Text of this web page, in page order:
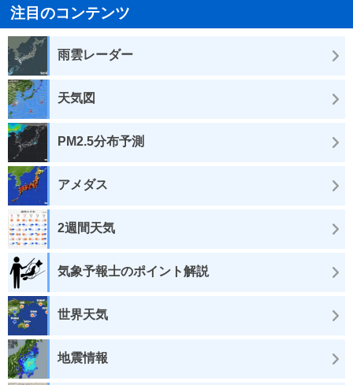
注目のコンテンツ
雨雲レーダー
天気図
PM2.5分布予測
アメダス
2週間天気
気象予報士のポイント解説
世界天気
地震情報